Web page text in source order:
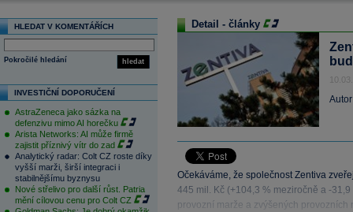
HLEDAT V KOMENTÁŘÍCH
hledat
Pokročilé hledání
INVESTIČNÍ DOPORUČENÍ
AstraZeneca jako sázka na
defenzivu mimo AI horečku
Arista Networks: AI může firmě
zajistit příznivý vítr do zad
Analytický radar: Colt CZ roste díky
vyšší marži, širší integraci i
stabilnějšímu byznysu
Nové střelivo pro další růst. Patria
mění cílovou cenu pro Colt CZ
Detail - články
Očekáváme, že společnost Zentiva
445 mil. Kč (+104,3 % meziročně a -
provozní marže a zvýšených provozních